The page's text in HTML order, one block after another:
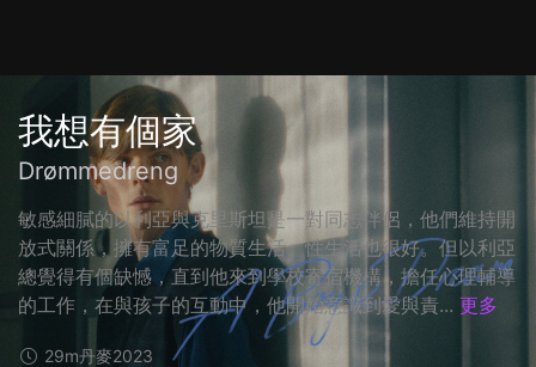
我想有個家
Drømmedreng
敏感細膩的以利亞與克里斯坦是一對同志伴侶，他們維持開
放式關係，擁有富足的物質生活、性生活也很好。但以利亞
總覺得有個缺憾，直到他來到學校寄宿機構，擔任心理輔導
的工作，在與孩子的互動中，他開始意識到愛與責... 更多
29m丹麥2023